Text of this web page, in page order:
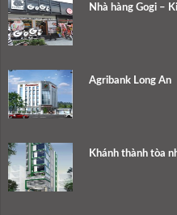
Nhà hàng Gogi –
Agribank Long An
Khánh thành tòa